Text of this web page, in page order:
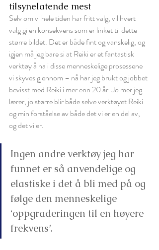
tilsynelatende mest
Selv om vi hele tiden har fritt valg, vil hvert
valg gi en konsekvens som er linket til dette
større bildet. Det er både fint og vanskelig, og
igjen må jeg bare si at Reiki er et fantastisk
verktøy å ha i disse menneskelige prosessene
vi skyves gjennom – nå har jeg brukt og jobbet
bevisst med Reiki i mer enn 20 år. Jo mer jeg
lærer, jo større blir både selve verktøyet Reiki
og min forståelse av både det vi er en del av,
og det vi er.
Ingen andre verktøy jeg har
funnet er så anvendelige og
elastiske i det å bli med på og
følge den menneskelige
‘oppgraderingen til en høyere
frekvens’.